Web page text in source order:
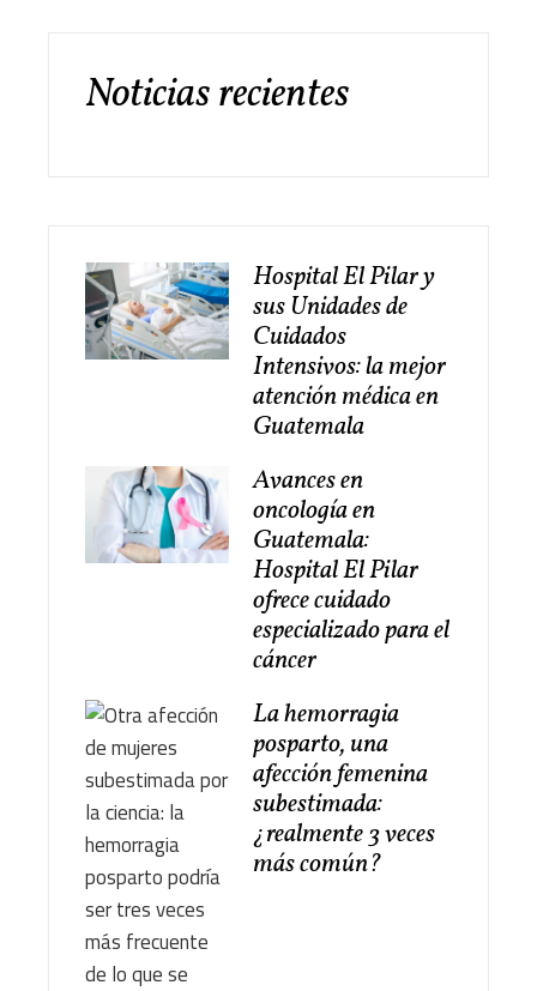
Noticias recientes
Hospital El Pilar y
sus Unidades de
Cuidados
Intensivos: la mejor
atención médica en
Guatemala
Avances en
oncología en
Guatemala:
Hospital El Pilar
ofrece cuidado
especializado para el
cáncer
La hemorragia
posparto, una
afección femenina
subestimada:
¿realmente 3 veces
más común?